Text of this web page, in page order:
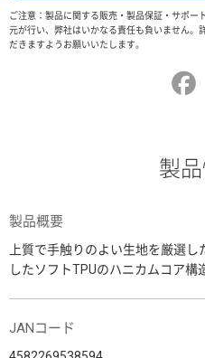
ご注意：製品に関する販売・製品保証・サポー
元が行い、弊社はいかなる責任も負いません。
だきますようお願いいたします。
製
製品概要
上質で手触りのよい生地を厳選
したソフトTPUのハニカムコア構
JANコード